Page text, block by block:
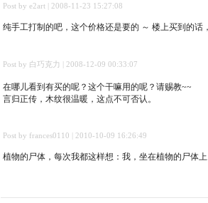
Post by e2art | 2008-11-23 15:27:08
纯手工打制的吧，这个价格还是要的 ～ 楼上买到的话
Post by 白巧克力 | 2008-12-09 00:33:07
在哪儿看到有买的呢？这个干嘛用的呢？请赐教~~
言归正传，木纹很温暖，这点不可否认。
Post by frances0110 | 2010-10-09 16:26:49
植物的尸体，每次我都这样想：我，坐在植物的尸体上